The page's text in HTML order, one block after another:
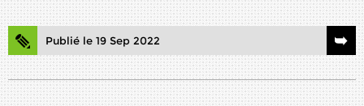
Publié le 19 Sep 2022